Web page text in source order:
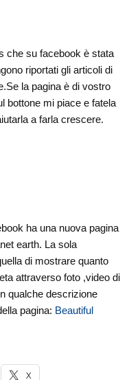
che su facebook è stata
riportati gli articoli di
la pagina è di vostro
bottone mi piace e fatela
a farla crescere.
ha una nuova pagina
earth. La sola
di mostrare quanto
attraverso foto ,video di
qualche descrizione
pagina: Beautiful
X